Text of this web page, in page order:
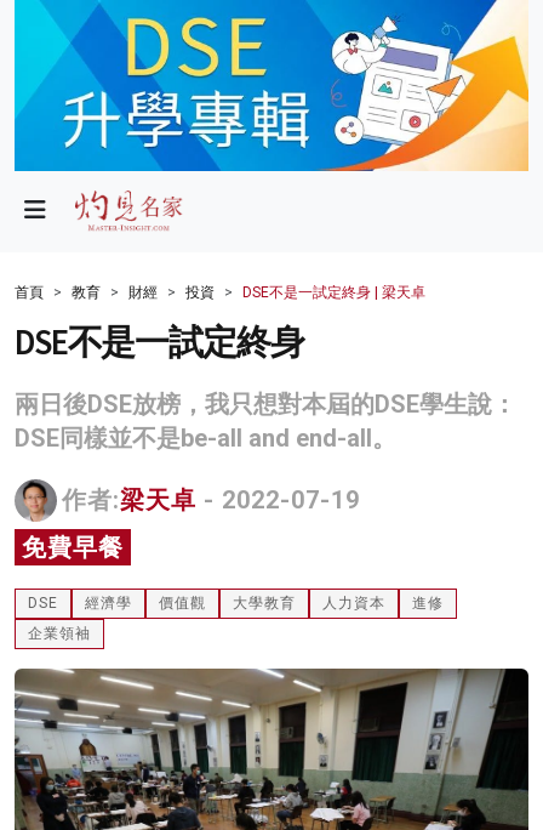
政局
財經
生活
商業
科技
影片
灼見活動
關於我們
首頁 教育 財經 投資 DSE不是一試定終身 | 梁天卓
DSE不是一試定終身
兩日後DSE放榜，我只想對本屆的DSE學生說：
DSE同樣並不是be-all and end-all。
作者:梁天卓 - 2022-07-19
免費早餐
DSE 經濟學 價值觀 大學教育 人力資本
進修
企業領袖